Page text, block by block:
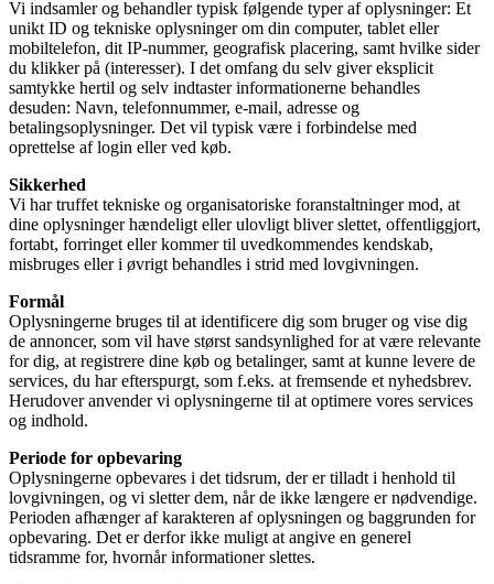
Vi indsamler og behandler typisk følgende typer af oplysninger: Et
unikt ID og tekniske oplysninger om din computer, tablet eller
mobiltelefon, dit IP-nummer, geografisk placering, samt hvilke sider
du klikker på (interesser). I det omfang du selv giver eksplicit
samtykke hertil og selv indtaster informationerne behandles
desuden: Navn, telefonnummer, e-mail, adresse og
betalingsoplysninger. Det vil typisk være i forbindelse med
oprettelse af login eller ved køb.
Sikkerhed
Vi har truffet tekniske og organisatoriske foranstaltninger mod, at
dine oplysninger hændeligt eller ulovligt bliver slettet, offentliggjort,
fortabt, forringet eller kommer til uvedkommendes kendskab,
misbruges eller i øvrigt behandles i strid med lovgivningen.
Formål
Oplysningerne bruges til at identificere dig som bruger og vise dig
de annoncer, som vil have størst sandsynlighed for at være relevante
for dig, at registrere dine køb og betalinger, samt at kunne levere de
services, du har efterspurgt, som f.eks. at fremsende et nyhedsbrev.
Herudover anvender vi oplysningerne til at optimere vores services
og indhold.
Periode for opbevaring
Oplysningerne opbevares i det tidsrum, der er tilladt i henhold til
lovgivningen, og vi sletter dem, når de ikke længere er nødvendige.
Perioden afhænger af karakteren af oplysningen og baggrunden for
opbevaring. Det er derfor ikke muligt at angive en generel
tidsramme for, hvornår informationer slettes.